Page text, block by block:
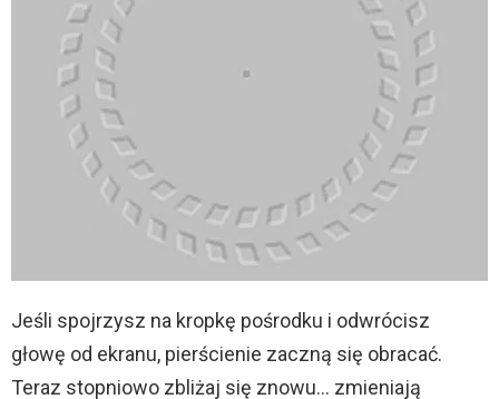
Jeśli spojrzysz na kropkę pośrodku i odwrócisz
głowę od ekranu, pierścienie zaczną się obracać.
Teraz stopniowo zbliżaj się znowu… zmieniają